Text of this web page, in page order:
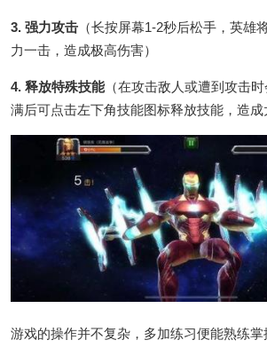
3. 强力攻击 （长按屏幕1-2秒后松手，英雄
力一击，造成极高伤害）
4. 释放特殊技能（在攻击敌人或遭到攻击
满后可点击左下角技能图标释放技能，造成
游戏的操作并不复杂，多加练习便能熟练